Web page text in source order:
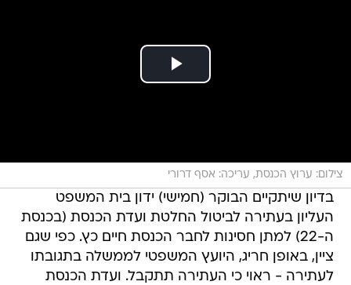
צילום: ערוץ הכנסת, עריכה: אסף דרורי
בדיון שיתקיים הבוקר (חמישי) ידון בית המשפט
העליון בעתירה לביטול החלטת ועדת הכנסת (בכנסת
ה-22) למתן חסינות לחבר הכנסת חיים כץ. כפי שגם
ציין, באופן חריג, היועץ המשפטי לממשלה בתגובתו
לעתירה - ראוי כי העתירה תתקבל. ועדת הכנסת